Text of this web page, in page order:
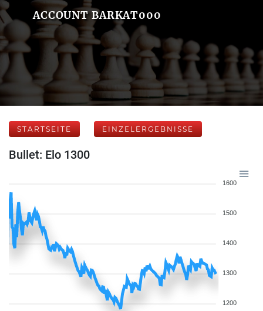
ACCOUNT BARKAT000
STARTSEITE EINZELERGEBNISSE
Bullet: Elo 1300
1600
1500
1400
1300
1200